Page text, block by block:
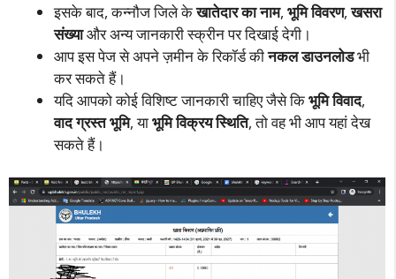
इसके बाद, कन्नौज जिले केखातेदार का नाम, भूमि विवरण,खसरा
संख्याऔर अन्य जानकारी स्क्रीन पर दिखाई देगी।
आप इस पेज से अपने ज़मीन के रिकॉर्ड कीनकल डाउनलोडभी
कर सकते हैं।
यदि आपको कोई विशिष्ट जानकारी चाहिए जैसे किभूमि विवाद,
वाद ग्रस्त भूमि, याभूमि विक्रय स्थिति, तो वह भी आप यहां देख
सकते हैं।